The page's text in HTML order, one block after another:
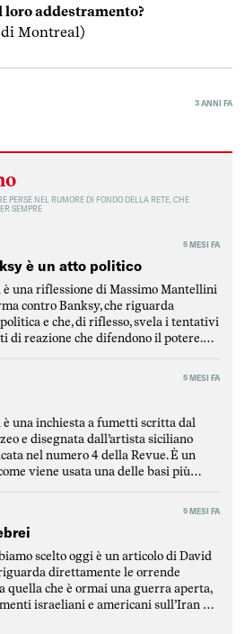
addestramento?
di Montreal)
3 ANNI FA
PERSE NEL RUMORE DI FONDO DELLA RETE, CHE
SEMPRE
5 MESI FA
è un atto politico
è una riflessione di Massimo Mantellini
contro Banksy, che riguarda
e che, di riflesso, svela i tentativi
di reazione che difendono il potere.
fondamentale […]
5 MESI FA
è una inchiesta a fumetti scritta dal
e disegnata dall’artista siciliano
nel numero 4 della Revue. È un
viene usata una delle basi più
scritta […]
5 MESI FA
scelto oggi è un articolo di David
direttamente le orrende
quella che è ormai una guerra aperta,
israeliani e americani sull’Iran e